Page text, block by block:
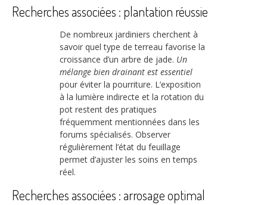
Recherches associées : plantation réussie
De nombreux jardiniers cherchent à
savoir quel type de terreau favorise la
croissance d’un arbre de jade. Un
mélange bien drainant est essentiel
pour éviter la pourriture. L’exposition
à la lumière indirecte et la rotation du
pot restent des pratiques
fréquemment mentionnées dans les
forums spécialisés. Observer
régulièrement l’état du feuillage
permet d’ajuster les soins en temps
réel.
Recherches associées : arrosage optimal